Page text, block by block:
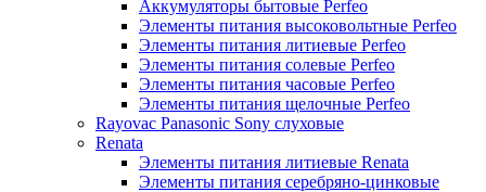
Аккумуляторы бытовые Perfeo
Элементы питания высоковольтные Perfeo
Элементы питания литиевые Perfeo
Элементы питания солевые Perfeo
Элементы питания часовые Perfeo
Элементы питания щелочные Perfeo
Rayovac Panasonic Sony слуховые
Renata
Элементы питания литиевые Renata
Элементы питания серебряно-цинковые